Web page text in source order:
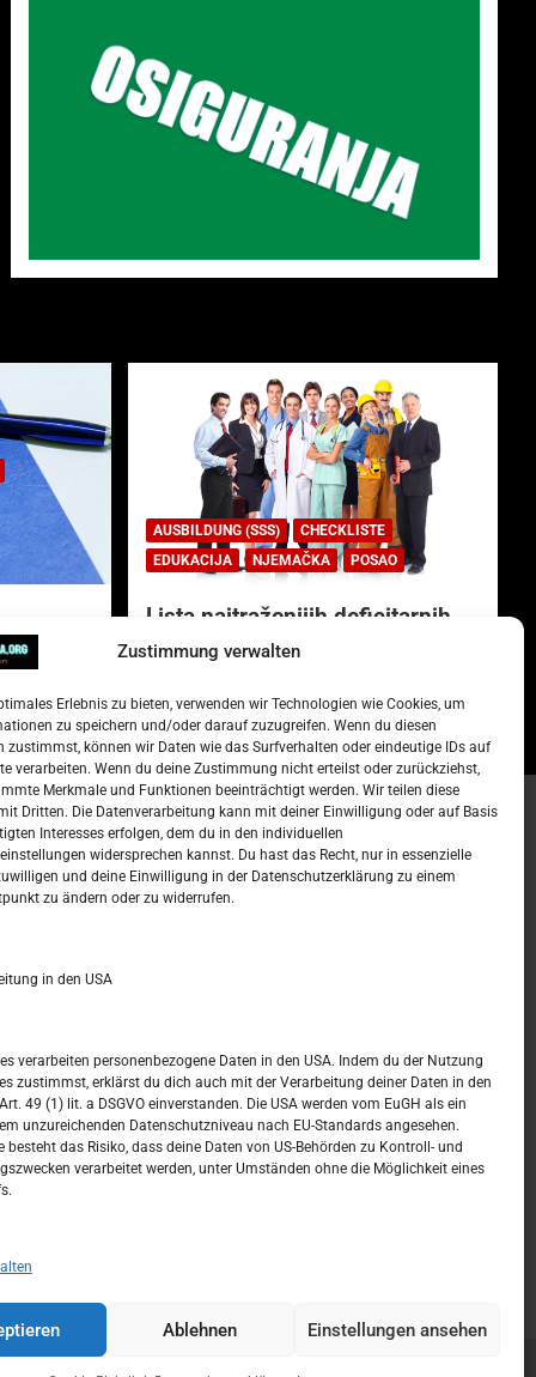
Zustimmung verwalten
Erlebnis zu bieten, verwenden wir Technologien wie Cookies, um
zu speichern und/oder darauf zuzugreifen. Wenn du diesen
zustimmst, können wir Daten wie das Surfverhalten oder eindeutige IDs auf
verarbeiten. Wenn du deine Zustimmung nicht erteilst oder zurückziehst,
Merkmale und Funktionen beeinträchtigt werden. Wir teilen diese
Dritten. Die Datenverarbeitung kann mit deiner Einwilligung oder auf Basis
Interesses erfolgen, dem du in den individuellen
widersprechen kannst. Du hast das Recht, nur in essenzielle
und deine Einwilligung in der Datenschutzerklärung zu einem
zu ändern oder zu widerrufen.
in den USA
verarbeiten personenbezogene Daten in den USA. Indem du der Nutzung
zustimmst, erklärst du dich auch mit der Verarbeitung deiner Daten in den
49 (1) lit. a DSGVO einverstanden. Die USA werden vom EuGH als ein
unzureichenden Datenschutzniveau nach EU-Standards angesehen.
besteht das Risiko, dass deine Daten von US-Behörden zu Kontroll- und
verarbeitet werden, unter Umständen ohne die Möglichkeit eines
Ablehnen Einstellungen ansehen
AUSBILDUNG (SSS)
CHECKLISTE
EDUKACIJA
NJEMAČKA POSAO
Lista najtraženijih deficitarnih
zanimanja u Njemačkoj.
–
Kalendar
10 11 12 13 14 15 16
17 18 19 20 21 22
24 25 26 27 28 29 30